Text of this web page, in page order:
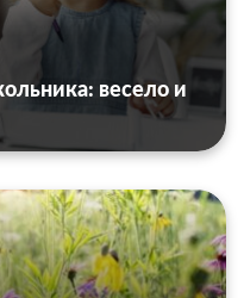
весело и